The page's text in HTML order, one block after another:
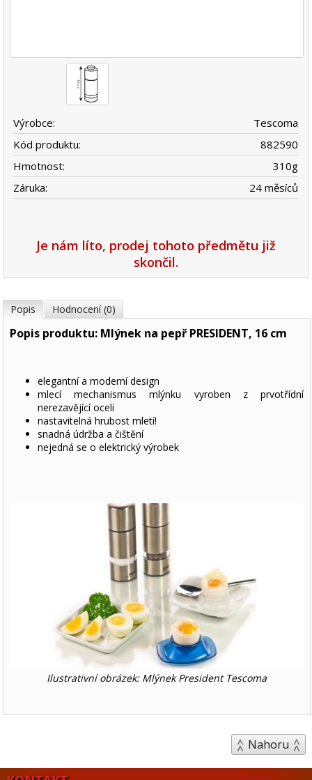
Výrobce:
Tescoma
Kód produktu:
882590
Hmotnost:
310g
Záruka:
24 měsíců
Je nám líto, prodej tohoto předmětu již
skončil.
Popis Hodnocení (0)
Popis produktu: Mlýnek na pepř PRESIDENT, 16 cm
elegantní a moderní design
mlecí mechanismus mlýnku vyroben z prvotřídní
nerezavějící oceli
nastavitelná hrubost mletí!
snadná údržba a čištění
nejedná se o elektrický výrobek
Ilustrativní obrázek: Mlýnek President Tescoma
Nahoru